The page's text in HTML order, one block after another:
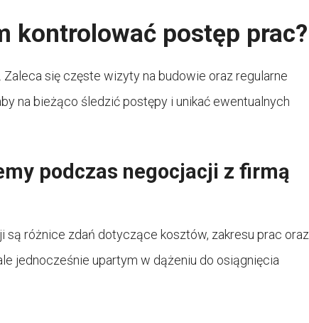
kontrolować postęp prac?
się częste wizyty na budowie oraz regularne
na bieżąco śledzić postępy i unikać ewentualnych
podczas negocjacji z firmą
różnice zdań dotyczące kosztów, zakresu prac oraz
jednocześnie upartym w dążeniu do osiągnięcia